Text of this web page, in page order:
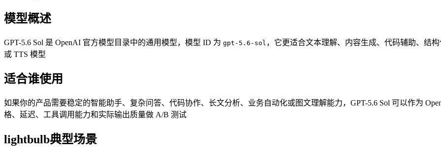
模型概述
GPT-5.6 Sol 是 OpenAI 官方模型目录中的通用模型，模型 ID 为 gpt-5.6-sol ，它更适合文本理解、内容生成、代码辅助、结
或 TTS 模型
适合谁使用
如果你的产品需要稳定的智能助手、复杂问答、代码协作、长文分析、业务自动化或图文理解能力，GPT-5.6 Sol 可以作为
格、延迟、工具调用能力和实际输出质量做 A/B 测试
lightbulb典型场景